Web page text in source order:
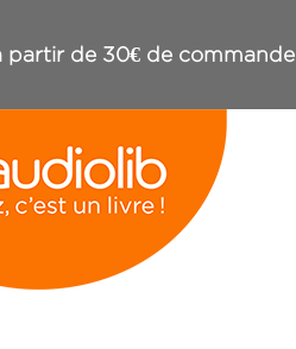
partir de 30€ de commande